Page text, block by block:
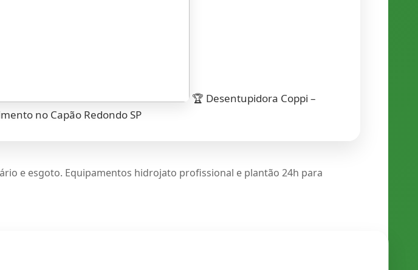
🏆 Desentupidora Coppi –
no Capão Redondo SP
e esgoto. Equipamentos hidrojato profissional e plantão 24h para